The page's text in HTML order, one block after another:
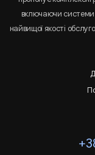
включаючи системи
найвищої якості